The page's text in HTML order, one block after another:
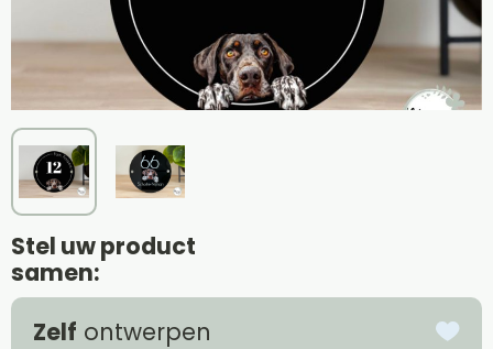
Stel uw product
samen:
Zelf ontwerpen